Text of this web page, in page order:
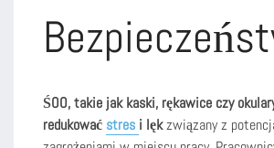
ŚOO, takie jak kaski, rękawice czy
redukować stres i lękzwiązany z